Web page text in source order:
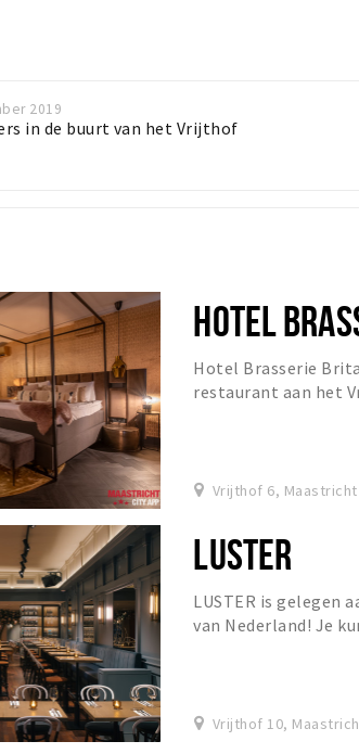
2019
in de buurt van het Vrijthof
HOTEL
Hotel Brasserie
restaurant aan het
Vrijthof 6, Maastricht
LUSTER
LUSTER is gelegen
van Nederland! Je
Vrijthof 10,